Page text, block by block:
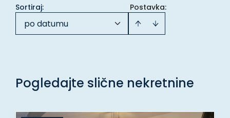
Postavka:
Sortiraj:
po datumu
Pogledajte slične nekretnine